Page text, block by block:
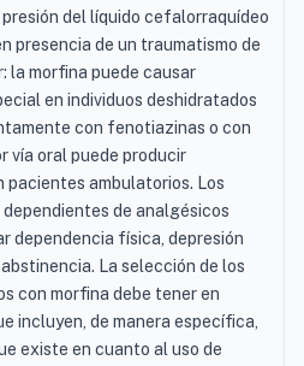
del líquido cefalorraquídeo
presencia de un traumatismo de
la morfina puede causar
en individuos deshidratados
con fenotiazinas o con
vía oral puede producir
ambulatorios. Los
de analgésicos
dependencia física, depresión
La selección de los
con morfina debe tener en
incluyen, de manera específica,
existe en cuanto al uso de